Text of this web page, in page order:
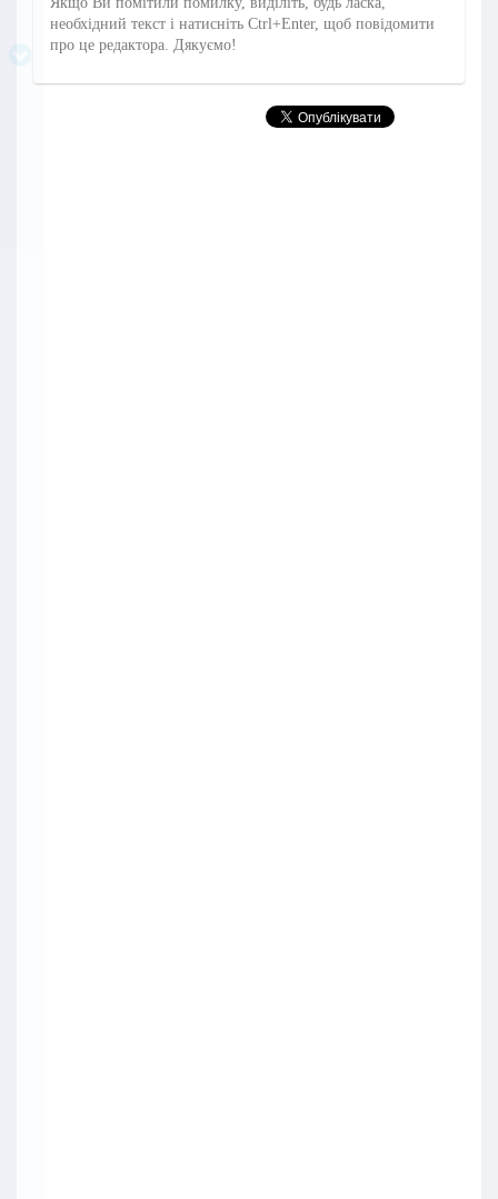
необхідний текст і натисніть Ctrl+Enter, щоб повідомити
про це редактора. Дякуємо!